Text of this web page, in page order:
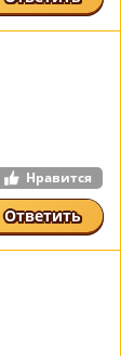
Нравится
Ответить